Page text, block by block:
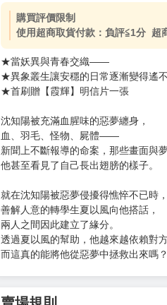
加價購 ( 共
(加購品) 買動漫★
-
購買評價限制
★當妖異與青春交織――
★異象叢生讓安穩的日常逐漸變得遙不
★首刷贈【霞輝】明信片一張
血、羽毛、怪物、屍體——
新聞上不斷報導的命案，那些畫面與